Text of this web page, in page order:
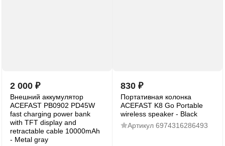
2 000 ₽
Внешний аккумулятор
ACEFAST PB0902 PD45W
fast charging power bank
with TFT display and
retractable cable 10000mAh
- Metal gray
830 ₽
Портативная колонка
ACEFAST K8 Go Portable
wireless speaker - Black
Артикул 6974316286493